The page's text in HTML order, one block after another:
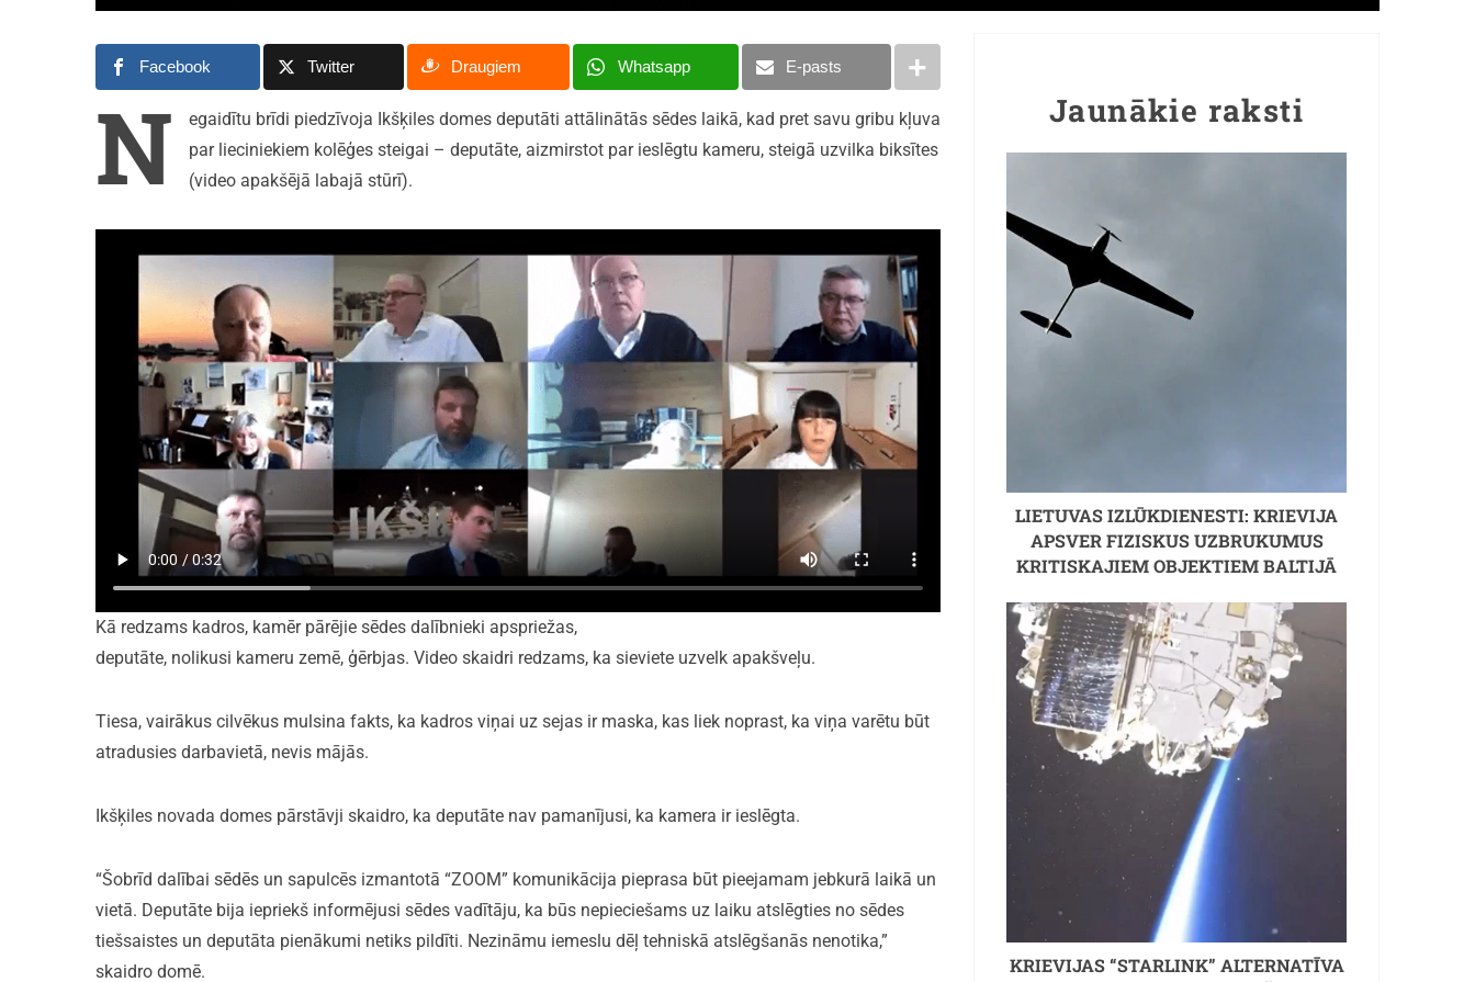
Facebook Twitter Draugiem Whatsapp E-pasts
N
egaidītu brīdi piedzīvoja Ikšķiles domes deputāti attālinātās sēdes laikā, kad pret savu gribu kļuva
par lieciniekiem kolēģes steigai – deputāte, aizmirstot par ieslēgtu kameru, steigā uzvilka biksītes
(video apakšējā labajā stūrī).
Kā redzams kadros, kamēr pārējie sēdes dalībnieki apspriežas,
deputāte, nolikusi kameru zemē, ģērbjas. Video skaidri redzams, ka sieviete uzvelk apakšveļu.
Tiesa, vairākus cilvēkus mulsina fakts, ka kadros viņai uz sejas ir maska, kas liek noprast, ka viņa varētu būt
atradusies darbavietā, nevis mājās.
Ikšķiles novada domes pārstāvji skaidro, ka deputāte nav pamanījusi, ka kamera ir ieslēgta.
“Šobrīd dalībai sēdēs un sapulcēs izmantotā “ZOOM” komunikācija pieprasa būt pieejamam jebkurā laikā un
vietā. Deputāte bija iepriekš informējusi sēdes vadītāju, ka būs nepieciešams uz laiku atslēgties no sēdes
tiešsaistes un deputāta pienākumi netiks pildīti. Nezināmu iemeslu dēļ tehniskā atslēgšanās nenotika,”
skaidro domē.
Jaunākie raksti
LIETUVAS IZLŪKDIENESTI: KRIEVIJA
APSVER FIZISKUS UZBRUKUMUS
KRITISKAJIEM OBJEKTIEM BALTIJĀ
KRIEVIJAS “STARLINK” ALTERNATĪVA